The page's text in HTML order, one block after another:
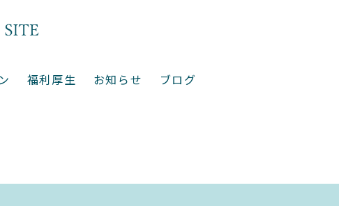
福利厚生 お知らせ ブログ